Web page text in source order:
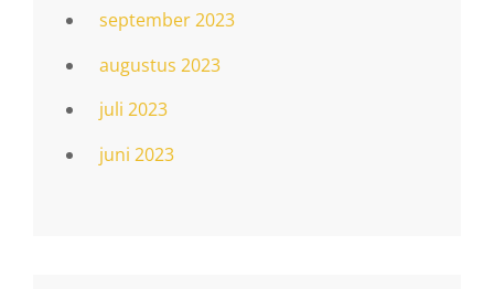
september 2023
augustus 2023
juli 2023
juni 2023